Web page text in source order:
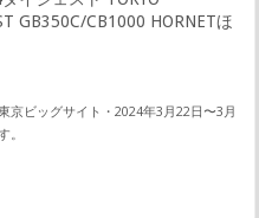
GB350C/CB1000 HORNETほ
京ビッグサイト・2024年3月22日〜3月